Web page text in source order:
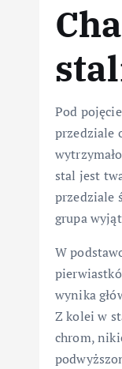
Pod
przedziale
stal jest
przedziale
grupa
W
wynika
Z kolei w
chrom,